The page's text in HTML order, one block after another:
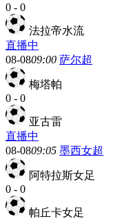
0 - 0
法拉帝水流
直播中
08-0809:00 萨尔超
梅塔帕
0 - 0
亚古雷
直播中
08-0809:05 墨西女超
阿特拉斯女足
0 - 0
帕丘卡女足